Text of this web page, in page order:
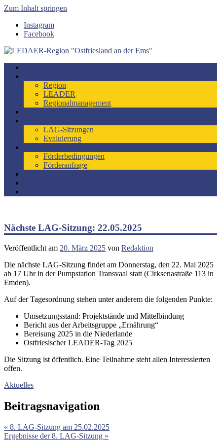
Zum Inhalt springen
Instagram
Facebook
LEDAER-Region "Ostfriesland an der Ems"
Förderzeitraum 2023-2027
Region
LEADER
Regionalmanagement
LAG-Sitzungen
Evaluierung
Förderbedingungen
Förderanfrage
Nächste LAG-Sitzung: 22.05.2025
Veröffentlicht am 20. März 2025 von Redaktion
Die nächste LAG-Sitzung findet am Donnerstag, den 22. Mai 2025
ab 17 Uhr in der Pumpstation Transvaal statt (Cirksenastraße 113 in
Emden).
Auf der Tagesordnung stehen unter anderem die folgenden Punkte:
Umsetzungsstand: Projektstände und Mittelbindung
Bericht aus der Arbeitsgruppe „Ernährung“
Bereisung 2025 in die Niederlande
Ostfriesischer LEADER-Tag 2025
Die Sitzung ist öffentlich. Eine Teilnahme steht allen Interessierten
offen.
Aktuelles
Beitragsnavigation
« 8. LAG-Sitzung am 25.02.2025
Ergebnisse der 8. LAG-Sitzung »